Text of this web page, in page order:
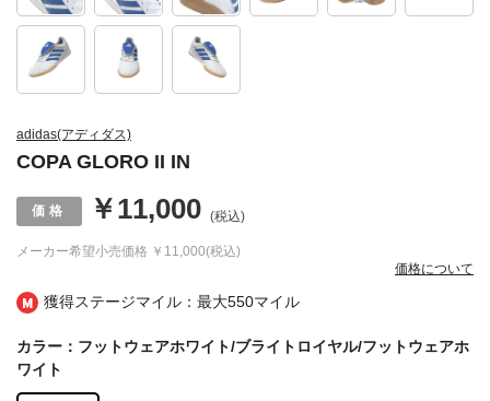
獲得ステージマイル：最大550マイル
adidas(アディダス)
COPA GLORO II IN
メーカー希望小売価格 ￥11,000(税込)
￥11,000 (税込)
価格について
カラー：フットウェアホワイト/ブライトロイヤル/フットウェアホ
ワイト